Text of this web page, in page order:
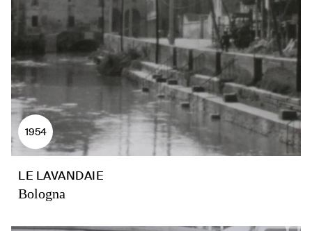
1954
LE LAVANDAIE
Bologna